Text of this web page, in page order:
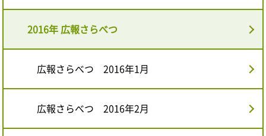
2016年 広報さらべつ
広報さらべつ 2016年1月
広報さらべつ 2016年2月